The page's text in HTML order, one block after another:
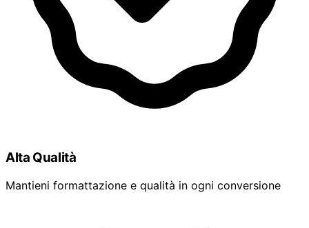
Alta Qualità
Mantieni formattazione e qualità in ogni conversione